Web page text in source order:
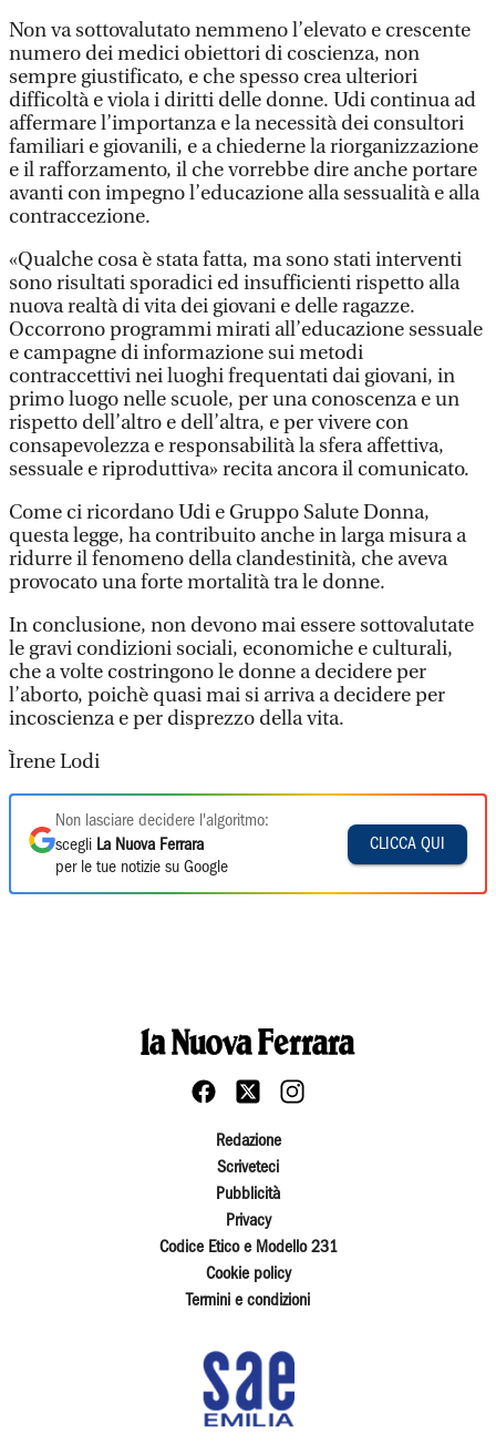
Non va sottovalutato nemmeno l’elevato e crescente
numero dei medici obiettori di coscienza, non
sempre giustificato, e che spesso crea ulteriori
difficoltà e viola i diritti delle donne. Udi continua ad
affermare l’importanza e la necessità dei consultori
familiari e giovanili, e a chiederne la riorganizzazione
e il rafforzamento, il che vorrebbe dire anche portare
avanti con impegno l’educazione alla sessualità e alla
contraccezione.
«Qualche cosa è stata fatta, ma sono stati interventi
sono risultati sporadici ed insufficienti rispetto alla
nuova realtà di vita dei giovani e delle ragazze.
Occorrono programmi mirati all’educazione sessuale
e campagne di informazione sui metodi
contraccettivi nei luoghi frequentati dai giovani, in
primo luogo nelle scuole, per una conoscenza e un
rispetto dell’altro e dell’altra, e per vivere con
consapevolezza e responsabilità la sfera affettiva,
sessuale e riproduttiva» recita ancora il comunicato.
Come ci ricordano Udi e Gruppo Salute Donna,
questa legge, ha contribuito anche in larga misura a
ridurre il fenomeno della clandestinità, che aveva
provocato una forte mortalità tra le donne.
In conclusione, non devono mai essere sottovalutate
le gravi condizioni sociali, economiche e culturali,
che a volte costringono le donne a decidere per
l’aborto, poichè quasi mai si arriva a decidere per
incoscienza e per disprezzo della vita.
Ìrene Lodi
Non lasciare decidere l'algoritmo:
scegli La Nuova Ferrara
per le tue notizie su Google
CLICCA QUI
Redazione
Scriveteci
Pubblicità
Privacy
Codice Etico e Modello 231
Cookie policy
Termini e condizioni